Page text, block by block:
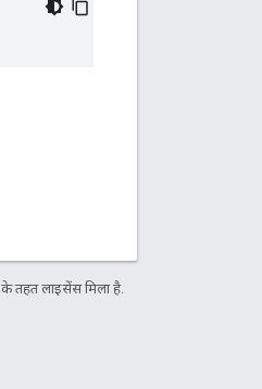
के तहत लाइसेंस मिला है.